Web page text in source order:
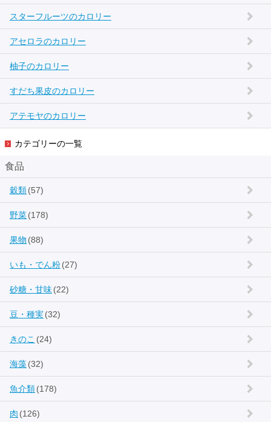
スターフルーツのカロリー
アセロラのカロリー
柚子のカロリー
すだち果皮のカロリー
アテモヤのカロリー
カテゴリーの一覧
食品
穀類(57)
野菜(178)
果物 (88)
いも・でん粉(27)
砂糖・甘味(22)
豆・種実(32)
きのこ (24)
海藻(32)
魚介類(178)
肉 (126)